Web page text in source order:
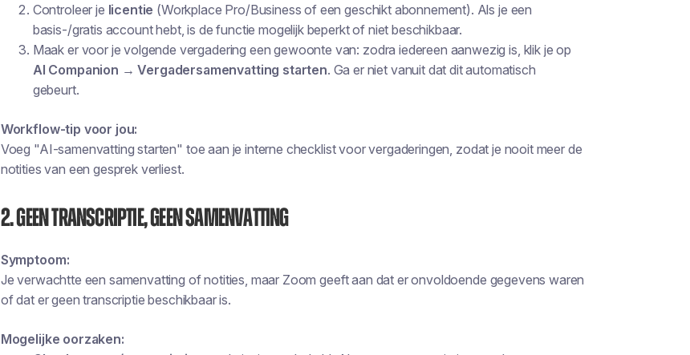
Controleer je licentie (Workplace Pro/Business of een geschikt abonnement). Als je een
basis-/gratis account hebt, is de functie mogelijk beperkt of niet beschikbaar.
Maak er voor je volgende vergadering een gewoonte van: zodra iedereen aanwezig is, klik je op
AI Companion → Vergadersamenvatting starten. Ga er niet vanuit dat dit automatisch
gebeurt.
Workflow-tip voor jou:
Voeg "AI-samenvatting starten" toe aan je interne checklist voor vergaderingen, zodat je nooit meer de
notities van een gesprek verliest.
2. Geen transcriptie, geen samenvatting
Symptoom:
Je verwachtte een samenvatting of notities, maar Zoom geeft aan dat er onvoldoende gegevens waren
of dat er geen transcriptie beschikbaar is.
Mogelijke oorzaken: